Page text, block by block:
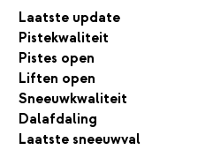
Laatste update
Pistekwaliteit
Pistes open
Liften open
Sneeuwkwaliteit
Dalafdaling
Laatste sneeuwval